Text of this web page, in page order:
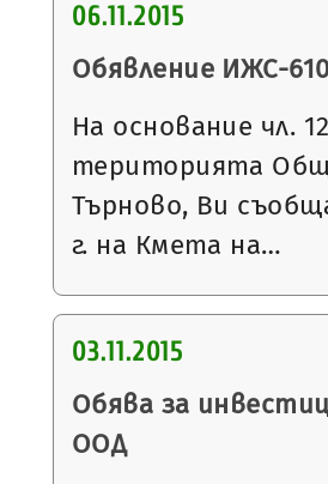
06.11.2015
Обявление ИЖС-
На основание чл.
територията
Търново, Ви
г. на Кмета на…
03.11.2015
Обява за
ООД